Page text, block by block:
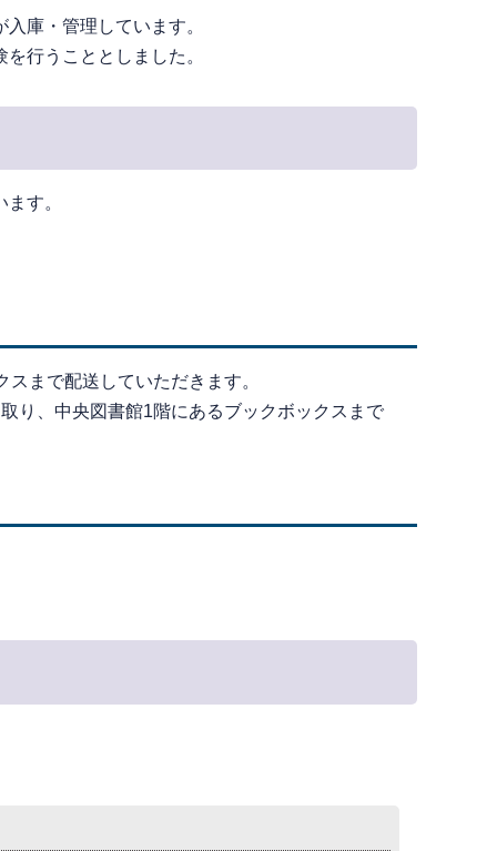
庫・管理しています。
行うこととしました。
す。
まで配送していただきます。
り、中央図書館1階にあるブックボックスまで